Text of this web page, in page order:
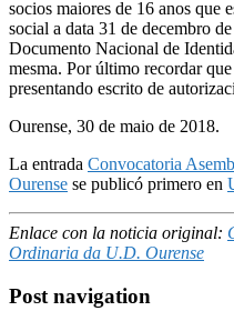
socios maiores de 16 anos que
social a data 31 de decembro
Documento Nacional de
mesma. Por último recordar
presentando escrito de
Ourense, 30 de maio de 2018.
La entrada Convocatoria
Ourense se publicó primero en
Enlace con la noticia original:
Ordinaria da U.D. Ourense
Post navigation